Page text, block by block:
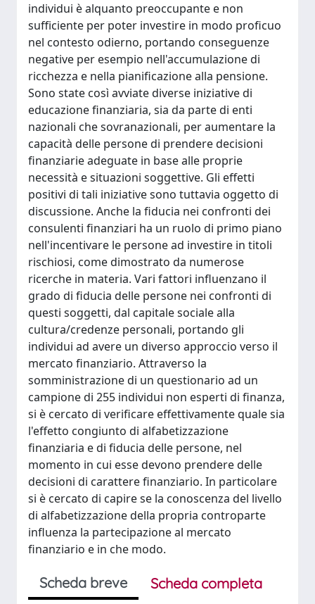
individui è alquanto preoccupante e non
sufficiente per poter investire in modo proficuo
nel contesto odierno, portando conseguenze
negative per esempio nell'accumulazione di
ricchezza e nella pianificazione alla pensione.
Sono state così avviate diverse iniziative di
educazione finanziaria, sia da parte di enti
nazionali che sovranazionali, per aumentare la
capacità delle persone di prendere decisioni
finanziarie adeguate in base alle proprie
necessità e situazioni soggettive. Gli effetti
positivi di tali iniziative sono tuttavia oggetto di
discussione. Anche la fiducia nei confronti dei
consulenti finanziari ha un ruolo di primo piano
nell'incentivare le persone ad investire in titoli
rischiosi, come dimostrato da numerose
ricerche in materia. Vari fattori influenzano il
grado di fiducia delle persone nei confronti di
questi soggetti, dal capitale sociale alla
cultura/credenze personali, portando gli
individui ad avere un diverso approccio verso il
mercato finanziario. Attraverso la
somministrazione di un questionario ad un
campione di 255 individui non esperti di finanza,
si è cercato di verificare effettivamente quale sia
l'effetto congiunto di alfabetizzazione
finanziaria e di fiducia delle persone, nel
momento in cui esse devono prendere delle
decisioni di carattere finanziario. In particolare
si è cercato di capire se la conoscenza del livello
di alfabetizzazione della propria controparte
influenza la partecipazione al mercato
finanziario e in che modo.
Scheda breve
Scheda completa